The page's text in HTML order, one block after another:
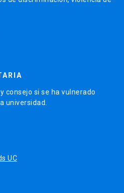
consejo si se ha vulnerado
universidad.
UC